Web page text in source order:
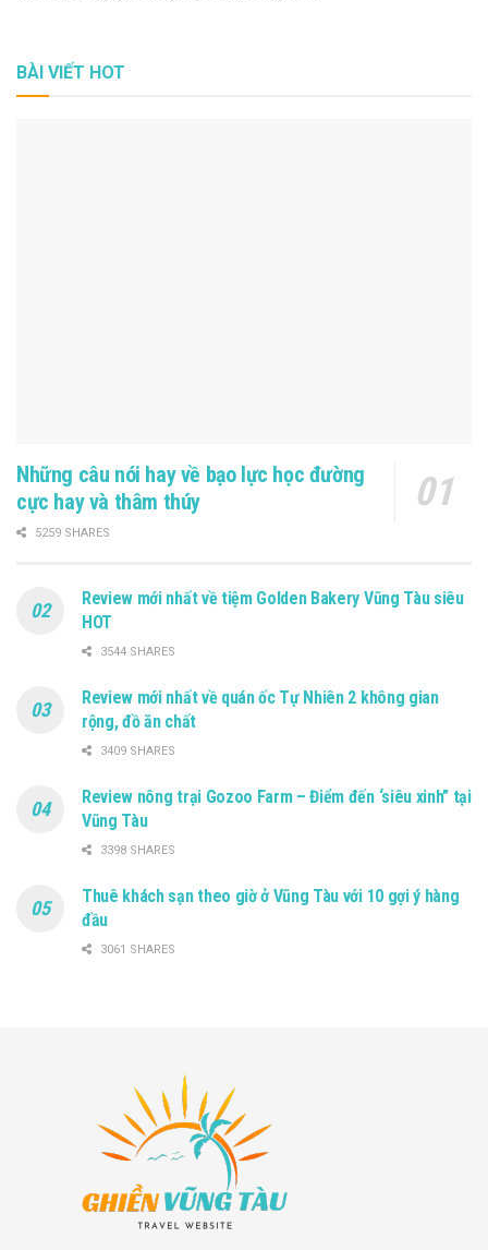
BÀI VIẾT HOT
Những câu nói hay về bạo lực học đường
cực hay và thâm thúy
5259 SHARES
Review mới nhất về tiệm Golden Bakery Vũng Tàu siêu
HOT
3544 SHARES
Review mới nhất về quán ốc Tự Nhiên 2 không gian
rộng, đồ ăn chất
3409 SHARES
Review nông trại Gozoo Farm – Điểm đến ‘siêu xinh” tại
Vũng Tàu
3398 SHARES
Thuê khách sạn theo giờ ở Vũng Tàu với 10 gợi ý hàng
đầu
3061 SHARES